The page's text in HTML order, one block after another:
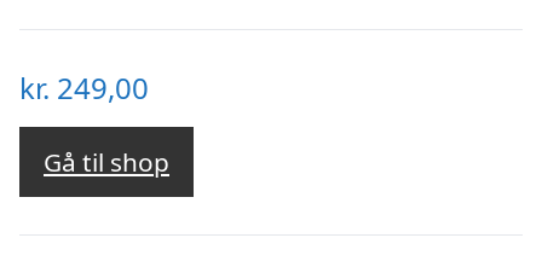
kr. 249,00
Gå til shop